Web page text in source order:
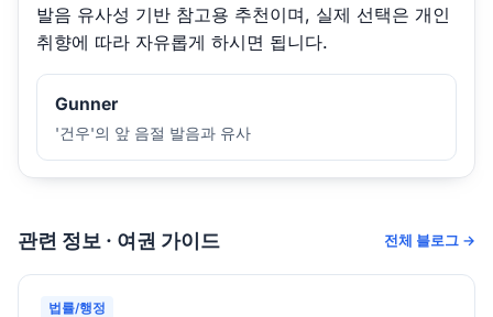
발음 유사성 기반 참고용 추천이며, 실제 선택은 개인
취향에 따라 자유롭게 하시면 됩니다.
Gunner
'건우'의 앞 음절 발음과 유사
관련 정보 · 여권 가이드 전체 블로그 →
법률/행정